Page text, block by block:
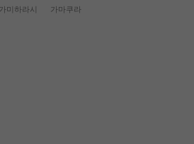
미하라시 가마쿠라